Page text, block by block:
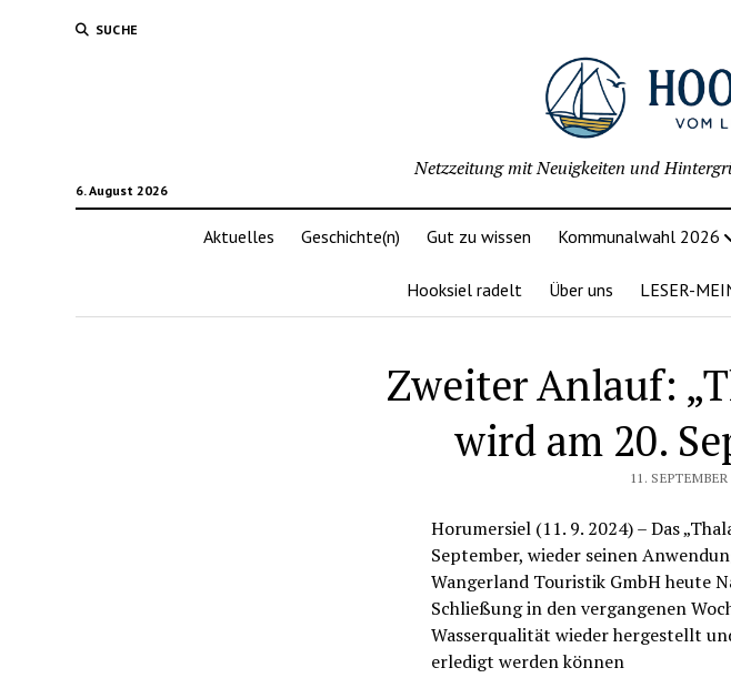
SUCHE
6. August 2026
Netzzeitung mit Neuigkeiten und
Aktuelles Geschichte(n) Gut zu wissen Kommunalwahl 2026
Hooksiel radelt Über uns LESER-
Zweiter Anlauf:
wird am 20.
11.
Horumersiel (11. 9. 2024) – Das
September, wieder seinen
Wangerland Touristik GmbH heute
Schließung in den vergangenen
Wasserqualität wieder hergestellt
erledigt werden können